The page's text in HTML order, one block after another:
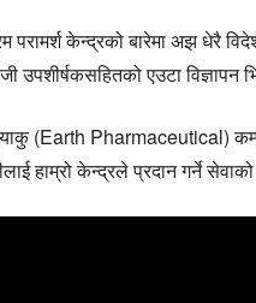
परामर्श केन्द्रको बारेमा अझ धेरै
उपशीर्षकसहितको एउटा विज्ञापन
(Earth Pharmaceutical)
हाम्रो केन्द्रले प्रदान गर्ने